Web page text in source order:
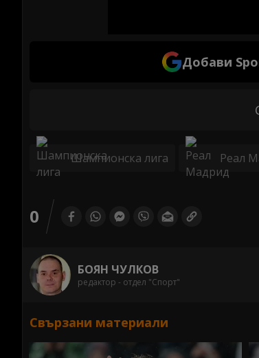
Добави
Шампионска лига Реал
0
БОЯН ЧУЛКОВ
редактор - отдел "Спорт"
Свързани материали